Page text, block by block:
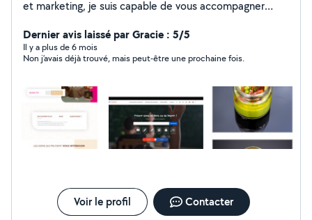
et marketing, je suis capable de vous accompagner
charte graphique, flyers, cartes de visite, etc.) -
Communication (gestion des réseaux sociaux, conseils
en stratégie digitale) - Webdesign (création de votre
Formation (formations sur les outils digitaux (Facebook,
Instagram, TikTok, etc.), outils bureautiques (Outlook,
Teams, Word, PowerPoint, Forms, etc.), appareils
numériques (Ordinateur portable, tablette, téléphone)
et autres logiciels (sur demande). Si vous avez besoin
Dernier avis laissé par Gracie : 5/5
Il y a plus de 6 mois
Non j’avais déjà trouvé, mais peut-être une prochaine fois.
Voir le profil Contacter